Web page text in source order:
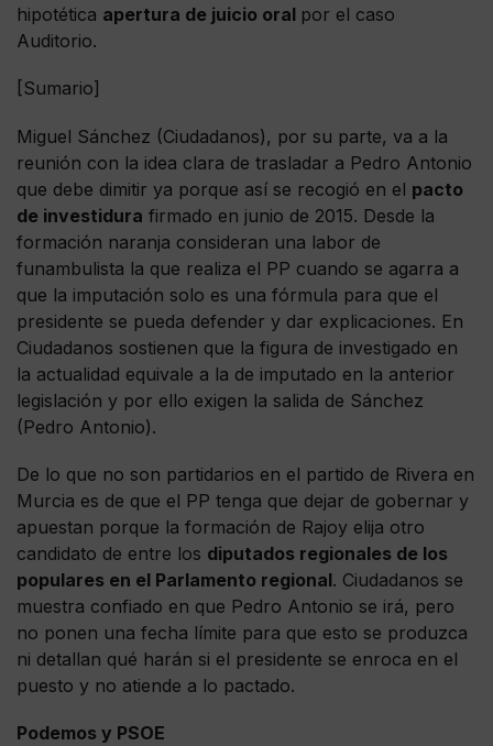
hipotética apertura de juicio oral por el caso
Auditorio.
[Sumario]
Miguel Sánchez (Ciudadanos), por su parte, va a la
reunión con la idea clara de trasladar a Pedro Antonio
que debe dimitir ya porque así se recogió en el pacto
de investidura firmado en junio de 2015. Desde la
formación naranja consideran una labor de
funambulista la que realiza el PP cuando se agarra a
que la imputación solo es una fórmula para que el
presidente se pueda defender y dar explicaciones. En
Ciudadanos sostienen que la figura de investigado en
la actualidad equivale a la de imputado en la anterior
legislación y por ello exigen la salida de Sánchez
(Pedro Antonio).
De lo que no son partidarios en el partido de Rivera en
Murcia es de que el PP tenga que dejar de gobernar y
apuestan porque la formación de Rajoy elija otro
candidato de entre los diputados regionales de los
populares en el Parlamento regional. Ciudadanos se
muestra confiado en que Pedro Antonio se irá, pero
no ponen una fecha límite para que esto se produzca
ni detallan qué harán si el presidente se enroca en el
puesto y no atiende a lo pactado.
Podemos y PSOE